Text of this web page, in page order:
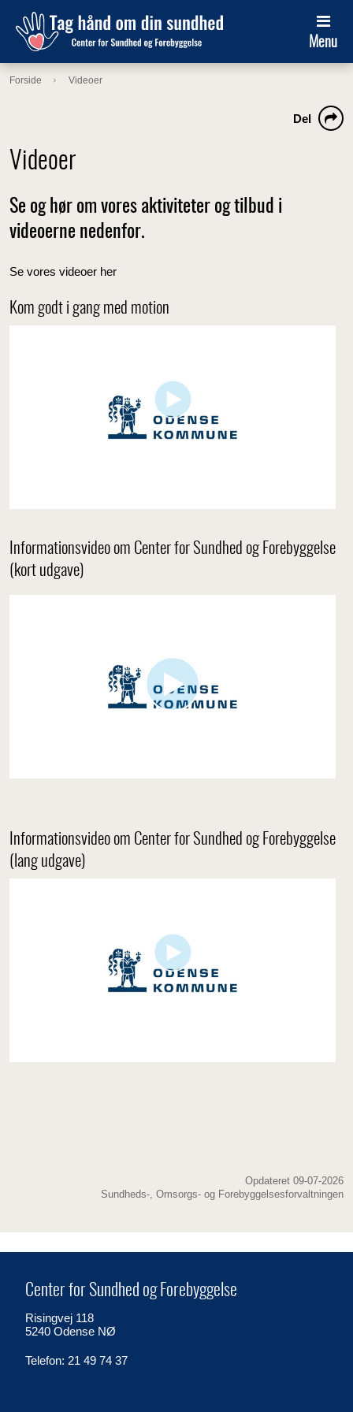
Menu
Forside Videoer
Videoer
Del
Se og hør om vores aktiviteter og tilbud i
videoerne nedenfor.
Se vores videoer her
Kom godt i gang med motion
Informationsvideo om Center for Sundhed og Forebyggelse
(kort udgave)
Informationsvideo om Center for Sundhed og Forebyggelse
(lang udgave)
Opdateret 09-07-2026
Sundheds-, Omsorgs- og Forebyggelsesforvaltningen
Center for Sundhed og Forebyggelse
Risingvej 118
5240 Odense NØ
Telefon: 21 49 74 37